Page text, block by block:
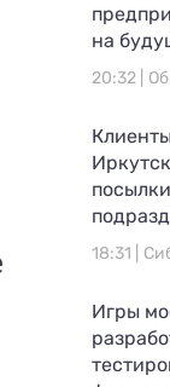
на
20:32 |
18:31 |
Игры